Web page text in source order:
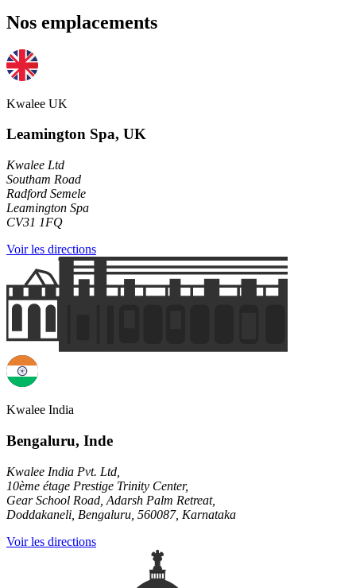
Nos emplacements
Kwalee UK
Leamington Spa, UK
Kwalee Ltd
Southam Road
Radford Semele
Leamington Spa
CV31 1FQ
Voir les directions
Kwalee India
Bengaluru, Inde
Kwalee India Pvt. Ltd,
10ème étage Prestige Trinity Center,
Gear School Road, Adarsh Palm Retreat,
Doddakaneli, Bengaluru, 560087, Karnataka
Voir les directions